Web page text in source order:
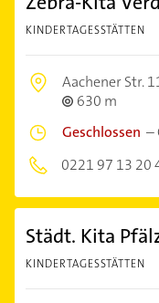
KINDERTAGESSTÄTTEN
Aachener Str.
630 m
Geschlossen –
0221 97 13 20
Städt. Kita
KINDERTAGESSTÄTTEN